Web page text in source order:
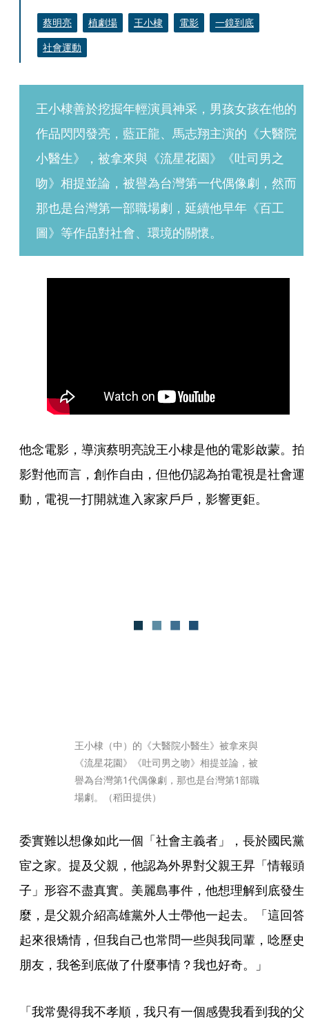
蔡明亮 植劇場 王小棣 電影
一鏡到底
社會運動
王小棣善於挖掘年輕演員神采，男孩女孩在他的
作品閃閃發亮，藍正龍、馬志翔主演的《大醫院
小醫生》，被拿來與《流星花園》《吐司男之
吻》相提並論，被譽為台灣第一代偶像劇，然而
那也是台灣第一部職場劇，延續他早年《百工
圖》等作品對社會、環境的關懷。
他念電影，導演蔡明亮說王小棣是他的電影啟蒙。拍
影對他而言，創作自由，但他仍認為拍電視是社會運
動，電視一打開就進入家家戶戶，影響更鉅。
王小棣（中）的《大醫院小醫生》被拿來與
《流星花園》《吐司男之吻》相提並論，被
譽為台灣第1代偶像劇，那也是台灣第1部職
場劇。（稻田提供）
委實難以想像如此一個「社會主義者」，長於國民黨
宦之家。提及父親，他認為外界對父親王昇「情報頭
子」形容不盡真實。美麗島事件，他想理解到底發生
麼，是父親介紹高雄黨外人士帶他一起去。「這回答
起來很矯情，但我自己也常問一些與我同輩，唸歷史
朋友，我爸到底做了什麼事情？我也好奇。」
「我常覺得我不孝順，我只有一個感覺我看到我的父